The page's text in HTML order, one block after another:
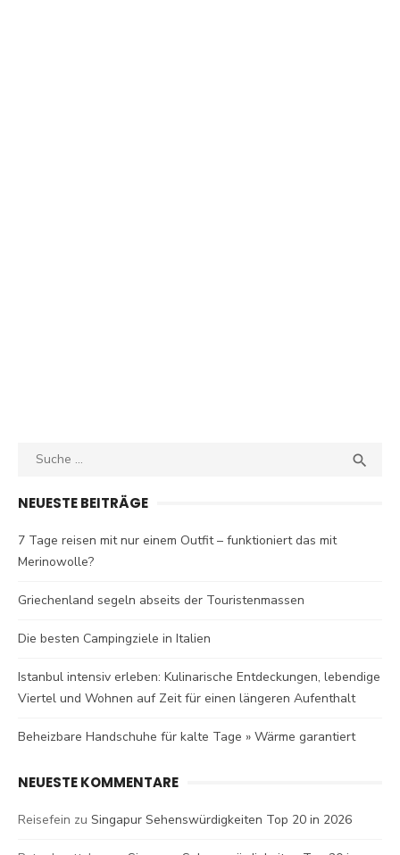
Search

NEUESTE BEITRÄGE
7 Tage reisen mit nur einem Outfit – funktioniert das mit
Merinowolle?
Griechenland segeln abseits der Touristenmassen
Die besten Campingziele in Italien
Istanbul intensiv erleben: Kulinarische Entdeckungen, lebendige
Viertel und Wohnen auf Zeit für einen längeren Aufenthalt
Beheizbare Handschuhe für kalte Tage » Wärme garantiert
NEUESTE KOMMENTARE
Reisefein zu Singapur Sehenswürdigkeiten Top 20 in 2026